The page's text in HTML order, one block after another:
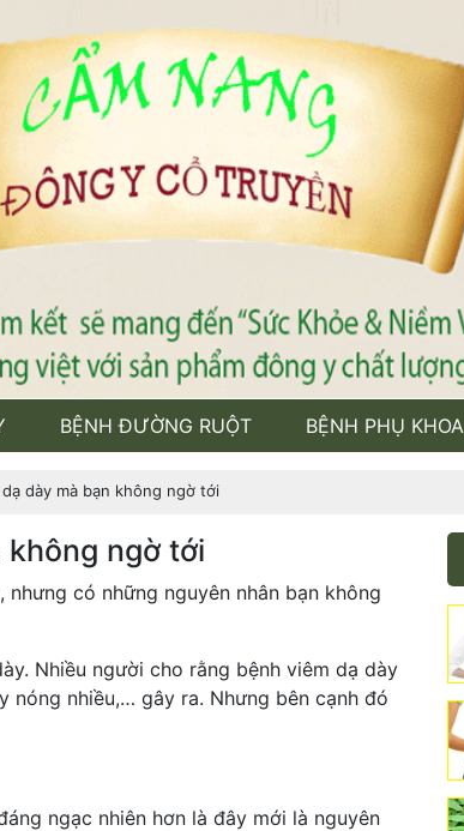
BỆNH ĐƯỜNG RUỘT BỆNH PHỤ KHOA
dày mà bạn không ngờ tới
không ngờ tới
có những nguyên nhân bạn không
Nhiều người cho rằng bệnh viêm dạ dày
nóng nhiều,… gây ra. Nhưng bên cạnh đó
ngạc nhiên hơn là đây mới là nguyên